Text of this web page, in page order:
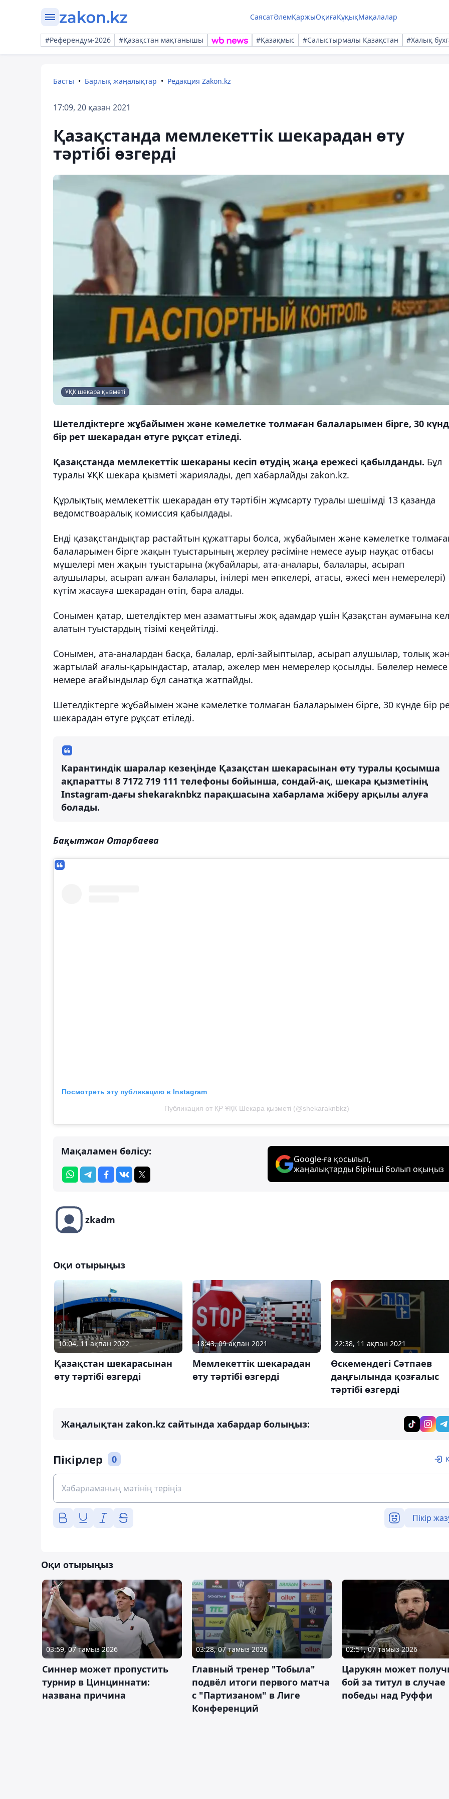
СаясатӘлемҚаржыОқиғаҚұқықМақалалар
#Референдум-2026 #Қазақстан мақтанышы #Қазақмыс #Салыстырмалы Қазақстан #Халық
Басты Барлық жаңалықтар Редакция Zakon.kz
17:09, 20 қазан 2021
Қазақстанда мемлекеттік шекарадан өту
тәртібі өзгерді
ҰҚК шекара қызметі
Шетелдіктерге жұбайымен және кәмелетке толмаған балаларымен бірге, 30
бір рет шекарадан өтуге рұқсат етіледі.
Қазақстанда мемлекеттік шекараны кесіп өтудің жаңа ережесі қабылданды. Бұл
туралы ҰҚК шекара қызметі жариялады, деп хабарлайды zakon.kz.
Құрлықтық мемлекеттік шекарадан өту тәртібін жұмсарту туралы шешімді 13 қазанда
ведомствоаралық комиссия қабылдады.
Енді қазақстандықтар растайтын құжаттары болса, жұбайымен және кәмелетке
балаларымен бірге жақын туыстарының жерлеу рәсіміне немесе ауыр науқас отбасы
мүшелері мен жақын туыстарына (жұбайлары, ата-аналары, балалары, асырап
алушылары, асырап алған балалары, інілері мен әпкелері, атасы, әжесі мен немерелері)
күтім жасауға шекарадан өтіп, бара алады.
Сонымен қатар, шетелдіктер мен азаматтығы жоқ адамдар үшін Қазақстан аумағына
алатын туыстардың тізімі кеңейтілді.
Сонымен, ата-аналардан басқа, балалар, ерлі-зайыптылар, асырап алушылар, толық
жартылай ағалы-қарындастар, аталар, әжелер мен немерелер қосылды. Бөлелер немесе
немере ағайындылар бұл санатқа жатпайды.
Шетелдіктерге жұбайымен және кәмелетке толмаған балаларымен бірге, 30 күнде бір
шекарадан өтуге рұқсат етіледі.
Карантиндік шаралар кезеңінде Қазақстан шекарасынан өту туралы қосымша
ақпаратты 8 7172 719 111 телефоны бойынша, сондай-ақ, шекара қызметінің
Instagram-дағы shekaraknbkz парақшасына хабарлама жіберу арқылы алуға
болады.
Бақытжан Отарбаева
Посмотреть эту публикацию в Instagram
Публикация от ҚР ҰҚК Шекара қызметі (@shekaraknbkz)
Мақаламен бөлісу:
Google-ға қосылып,
жаңалықтарды бірінші болып оқыңыз
zkadm
Оқи отырыңыз
10:04, 11 ақпан 2022
Қазақстан шекарасынан
өту тәртібі өзгерді
18:43, 09 ақпан 2021
Мемлекеттік шекарадан
өту тәртібі өзгерді
22:38, 11 ақпан 2021
Өскемендегі Сәтпаев
даңғылында қозғалыс
тәртібі өзгерді
Жаңалықтан zakon.kz сайтында хабардар болыңыз:
Пікірлер 0
Пікір
Оқи отырыңыз
03:59, 07 тамыз 2026
Синнер может пропустить
турнир в Цинциннати:
названа причина
03:28, 07 тамыз 2026
Главный тренер "Тобыла"
подвёл итоги первого матча
с "Партизаном" в Лиге
Конференций
02:51, 07 тамыз 2026
Царукян может
бой за титул в случае
победы над Руффи